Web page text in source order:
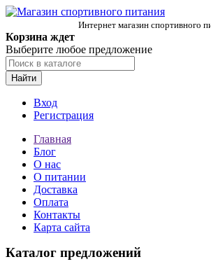
Интернет магазин спортивного
Корзина ждет
Выберите любое предложение
Найти
Вход
Регистрация
Главная
Блог
О нас
О питании
Доставка
Оплата
Контакты
Карта сайта
Каталог предложений